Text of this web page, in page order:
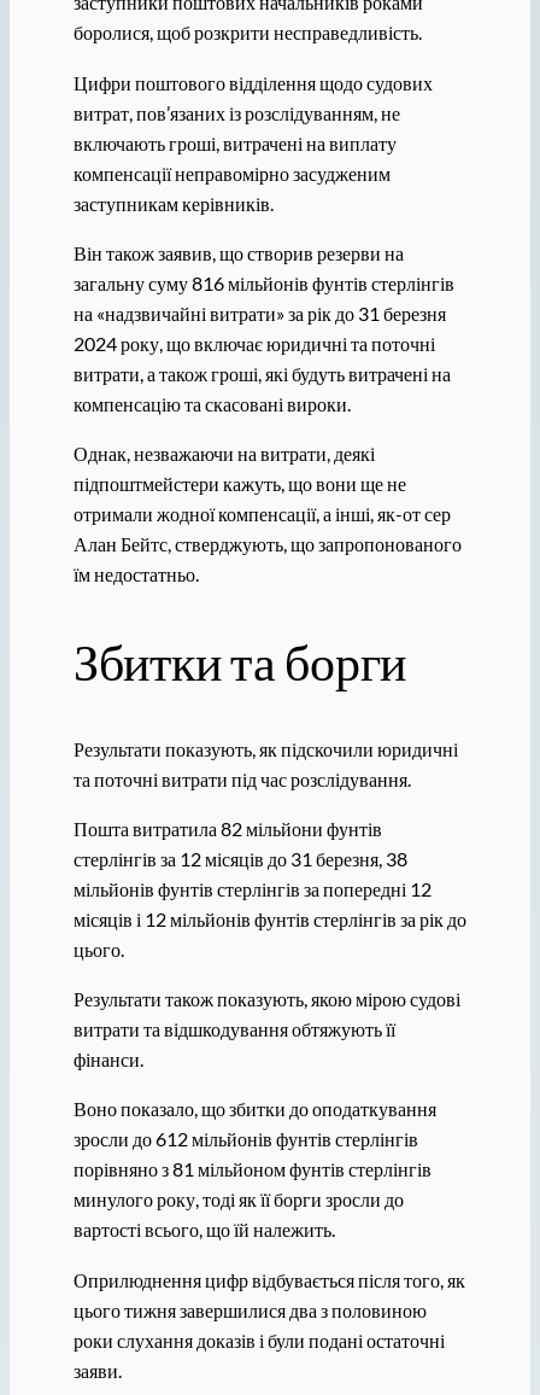
боролися, щоб розкрити несправедливість.
Цифри поштового відділення щодо судових
витрат, пов’язаних із розслідуванням, не
включають гроші, витрачені на виплату
компенсації неправомірно засудженим
заступникам керівників.
Він також заявив, що створив резерви на
загальну суму 816 мільйонів фунтів стерлінгів
на «надзвичайні витрати» за рік до 31 березня
2024 року, що включає юридичні та поточні
витрати, а також гроші, які будуть витрачені на
компенсацію та скасовані вироки.
Однак, незважаючи на витрати, деякі
підпоштмейстери кажуть, що вони ще не
отримали жодної компенсації, а інші, як-от сер
Алан Бейтс, стверджують, що запропонованого
їм недостатньо.
Збитки та борги
Результати показують, як підскочили юридичні
та поточні витрати під час розслідування.
Пошта витратила 82 мільйони фунтів
стерлінгів за 12 місяців до 31 березня, 38
мільйонів фунтів стерлінгів за попередні 12
місяців і 12 мільйонів фунтів стерлінгів за рік до
цього.
Результати також показують, якою мірою судові
витрати та відшкодування обтяжують її
фінанси.
Воно показало, що збитки до оподаткування
зросли до 612 мільйонів фунтів стерлінгів
порівняно з 81 мільйоном фунтів стерлінгів
минулого року, тоді як її борги зросли до
вартості всього, що їй належить.
Оприлюднення цифр відбувається після того, як
цього тижня завершилися два з половиною
роки слухання доказів і були подані остаточні
заяви.